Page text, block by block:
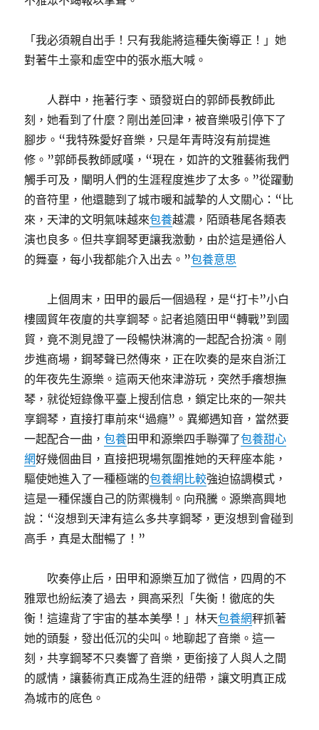
「我必須親自出手！只有我能將這種失衡導正！」她
對著牛土豪和虛空中的張水瓶大喊。
人群中，拖著行李、頭發斑白的郭師長教師此
刻，她看到了什麼？剛出差回津，被音樂吸引停下了
腳步。“我特殊愛好音樂，只是年青時沒有前提進
修。”郭師長教師感嘆，“現在，如許的文雅藝術我們
觸手可及，闡明人們的生涯程度進步了太多。”從躍動
的音符里，他還聽到了城市暖和誠摯的人文關心：“比
來，天津的文明氣味越來包養越濃，陌頭巷尾各類表
演也良多。但共享鋼琴更讓我激動，由於這是通俗人
的舞臺，每小我都能介入出去。”包養意思
上個周末，田甲的最后一個過程，是“打卡”小白
樓國貿年夜廈的共享鋼琴。記者追隨田甲“轉戰”到國
貿，竟不測見證了一段暢快淋漓的一起配合扮演。剛
步進商場，鋼琴聲已然傳來，正在吹奏的是來自浙江
的年夜先生源樂。這兩天他來津游玩，突然手癢想撫
琴，就從短錄像平臺上搜刮信息，鎖定比來的一架共
享鋼琴，直接打車前來“過癮”。異鄉遇知音，當然要
一起配合一曲，包養田甲和源樂四手聯彈了包養甜心
網好幾個曲目，直接把現場氛圍推她的天秤座本能，
驅使她進入了一種極端的包養網比較強迫協調模式，
這是一種保護自己的防禦機制。向飛騰。源樂高興地
說：“沒想到天津有這么多共享鋼琴，更沒想到會碰到
高手，真是太酣暢了！”
吹奏停止后，田甲和源樂互加了微信，四周的不
雅眾也紛紜湊了過去，興高采烈「失衡！徹底的失
衡！這違背了宇宙的基本美學！」林天包養網秤抓著
她的頭髮，發出低沉的尖叫。地聊起了音樂。這一
刻，共享鋼琴不只奏響了音樂，更銜接了人與人之間
的感情，讓藝術真正成為生涯的紐帶，讓文明真正成
為城市的底色。